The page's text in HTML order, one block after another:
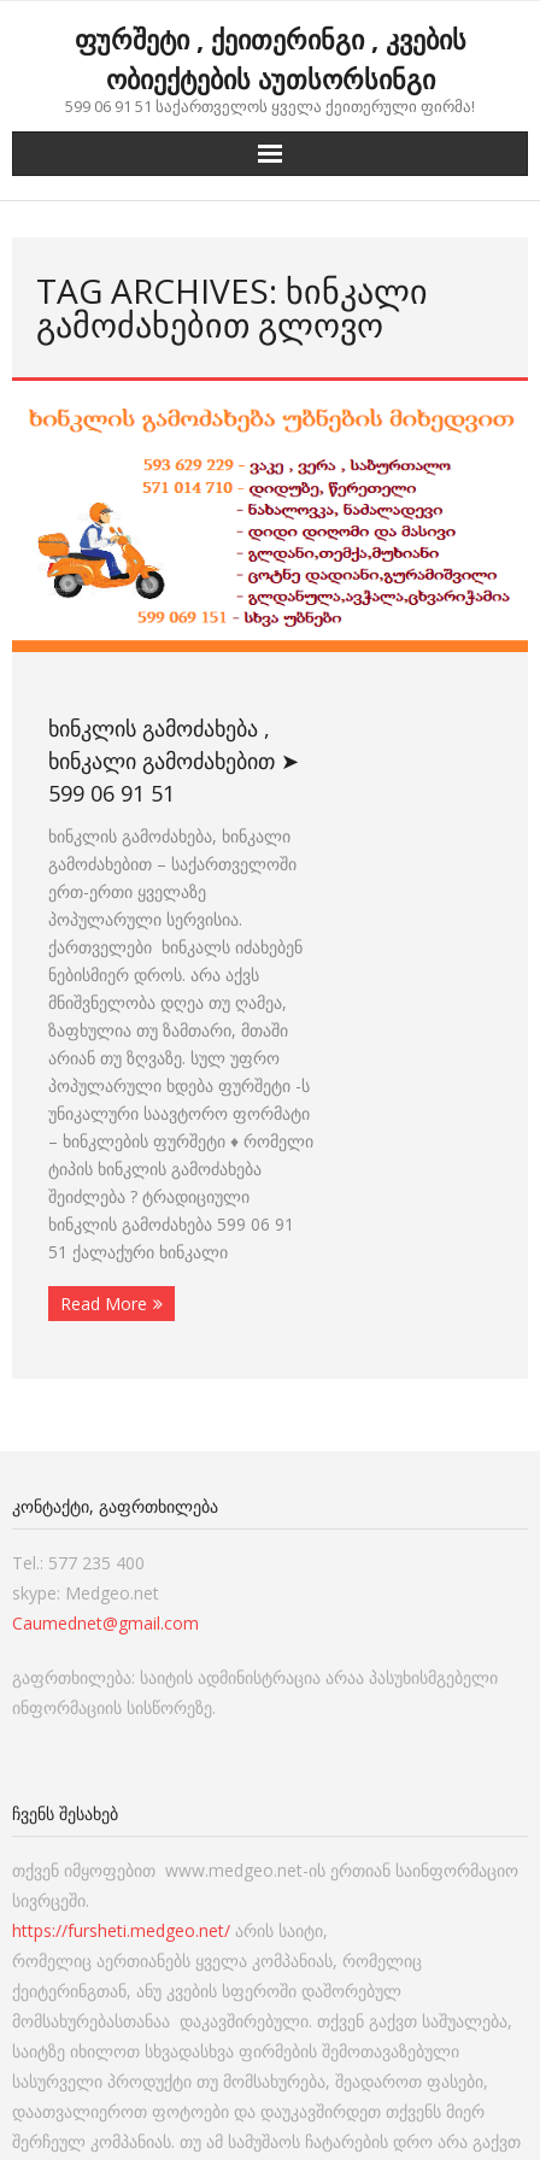
ფურშეტი , ქეითერინგი , კვების
ობიექტების აუთსორსინგი
599 06 91 51 საქართველოს ყველა ქეითერული ფირმა!
TAG ARCHIVES: ᲮᲘᲜᲙᲐᲚᲘ
ᲒᲐᲛᲝᲫᲐᲮᲔᲑᲘᲗ ᲒᲚᲝᲕᲝ
ᲮᲘᲜᲙᲚᲘᲡ ᲒᲐᲛᲝᲫᲐᲮᲔᲑᲐ ,
ᲮᲘᲜᲙᲐᲚᲘ ᲒᲐᲛᲝᲫᲐᲮᲔᲑᲘᲗ ➤
599 06 91 51
ხინკლის გამოძახება, ხინკალი
გამოძახებით – საქართველოში
ერთ-ერთი ყველაზე
პოპულარული სერვისია.
ქართველები ხინკალს იძახებენ
ნებისმიერ დროს. არა აქვს
მნიშვნელობა დღეა თუ ღამეა,
ზაფხულია თუ ზამთარი, მთაში
არიან თუ ზღვაზე. სულ უფრო
პოპულარული ხდება ფურშეტი -ს
უნიკალური საავტორო ფორმატი
– ხინკლების ფურშეტი ♦ რომელი
ტიპის ხინკლის გამოძახება
შეიძლება ? ტრადიციული
ხინკლის გამოძახება 599 06 91
51 ქალაქური ხინკალი
Read More
ᲙᲝᲜᲢᲐᲥᲢᲘ, ᲒᲐᲤᲠᲗᲮᲘᲚᲔᲑᲐ
Tel.: 577 235 400
skype: Medgeo.net
Caumednet@gmail.com
გაფრთხილება: საიტის ადმინისტრაცია არაა პასუხისმგებელი
ინფორმაციის სისწორეზე.
ᲩᲕᲔᲜᲡ ᲨᲔᲡᲐᲮᲔᲑ
თქვენ იმყოფებით www.medgeo.net-ის ერთიან საინფორმაციო
სივრცეში.
https://fursheti.medgeo.net/ არის საიტი,
რომელიც აერთიანებს ყველა კომპანიას, რომელიც
ქეიტერინგთან, ანუ კვების სფეროში დაშორებულ
მომსახურებასთანაა დაკავშირებული. თქვენ გაქვთ საშუალება,
საიტზე იხილოთ სხვადასხვა ფირმების შემოთავაზებული
სასურველი პროდუქტი თუ მომსახურება, შეადაროთ ფასები,
დაათვალიეროთ ფოტოები და დაუკავშირდეთ თქვენს მიერ
შერჩეულ კომპანიას. თუ ამ სამუშაოს ჩატარების დრო არა გაქვთ